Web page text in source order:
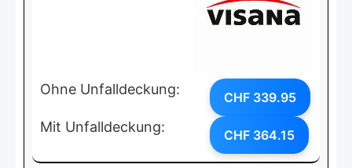
Ohne Unfalldeckung: CHF 339.95
Mit Unfalldeckung: CHF 364.15